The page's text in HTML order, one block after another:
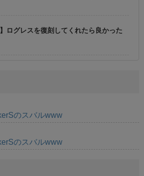
】ログレスを復刻してくれたら良かった
のスバルwww
のスバルwww